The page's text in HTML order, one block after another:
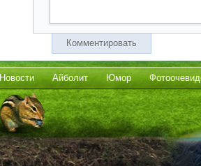
Комментировать
Новости Айболит Юмор